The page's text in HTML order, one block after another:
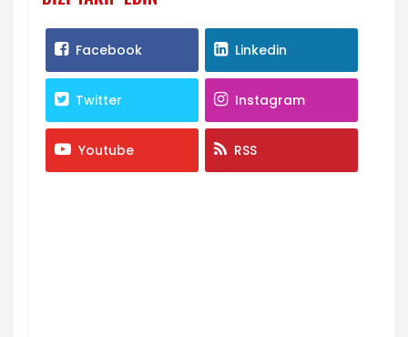
Facebook Linkedin
Twitter Instagram
Youtube RSS